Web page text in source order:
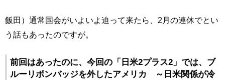
飯田）通常国会がいよいよ迫って来たら、2月の連休でとい
う話もあったのですが。
前回はあったのに、今回の「日米2プラス2」では、ブ
ルーリボンバッジを外したアメリカ ～日米関係が冷